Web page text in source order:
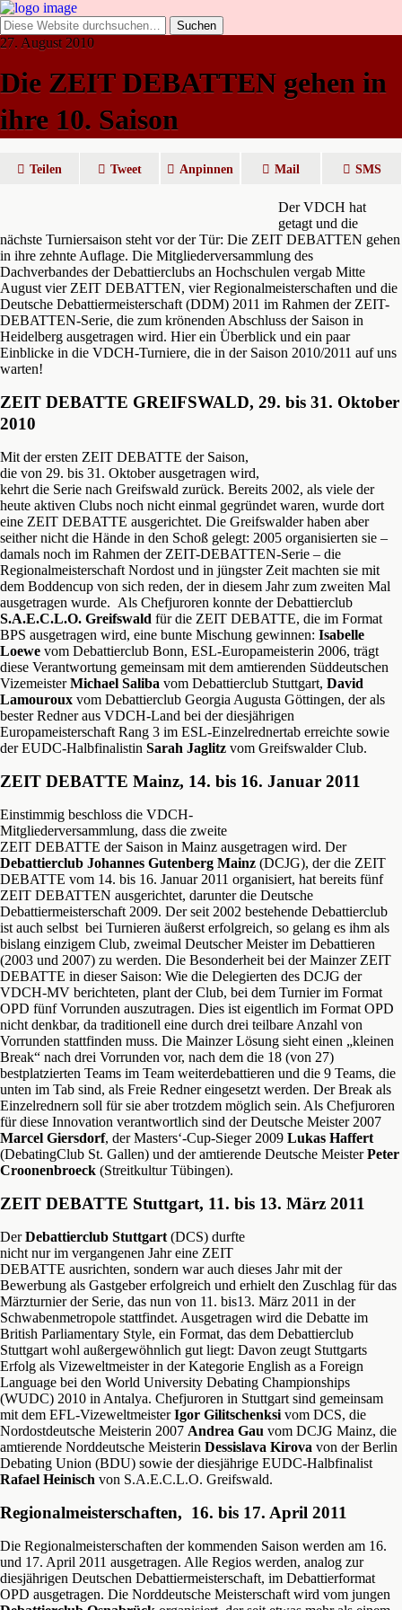
27. August 2010
Die ZEIT DEBATTEN gehen in
ihre 10. Saison
Teilen Tweet Anpinnen Mail SMS
Der VDCH hat
getagt und die
nächste Turniersaison steht vor der Tür: Die ZEIT DEBATTEN gehen
in ihre zehnte Auflage. Die Mitgliederversammlung des
Dachverbandes der Debattierclubs an Hochschulen vergab Mitte
August vier ZEIT DEBATTEN, vier Regionalmeisterschaften und die
Deutsche Debattiermeisterschaft (DDM) 2011 im Rahmen der ZEIT-
DEBATTEN-Serie, die zum krönenden Abschluss der Saison in
Heidelberg ausgetragen wird. Hier ein Überblick und ein paar
Einblicke in die VDCH-Turniere, die in der Saison 2010/2011 auf uns
warten!
ZEIT DEBATTE GREIFSWALD, 29. bis 31. Oktober
2010
Mit der ersten ZEIT DEBATTE der Saison,
die von 29. bis 31. Oktober ausgetragen wird,
kehrt die Serie nach Greifswald zurück. Bereits 2002, als viele der
heute aktiven Clubs noch nicht einmal gegründet waren, wurde dort
eine ZEIT DEBATTE ausgerichtet. Die Greifswalder haben aber
seither nicht die Hände in den Schoß gelegt: 2005 organisierten sie –
damals noch im Rahmen der ZEIT-DEBATTEN-Serie – die
Regionalmeisterschaft Nordost und in jüngster Zeit machten sie mit
dem Boddencup von sich reden, der in diesem Jahr zum zweiten Mal
ausgetragen wurde. Als Chefjuroren konnte der Debattierclub
S.A.E.C.L.O. Greifswald für die ZEIT DEBATTE, die im Format
BPS ausgetragen wird, eine bunte Mischung gewinnen: Isabelle
Loewe vom Debattierclub Bonn, ESL-Europameisterin 2006, trägt
diese Verantwortung gemeinsam mit dem amtierenden Süddeutschen
VizemeisterMichael Saliba vom Debattierclub Stuttgart, David
Lamouroux vom Debattierclub Georgia Augusta Göttingen, der als
bester Redner aus VDCH-Land bei der diesjährigen
Europameisterschaft Rang 3 im ESL-Einzelrednertab erreichte sowie
der EUDC-Halbfinalistin Sarah Jaglitz vom Greifswalder Club.
ZEIT DEBATTE Mainz, 14. bis 16. Januar 2011
Einstimmig beschloss die VDCH-
Mitgliederversammlung, dass die zweite
ZEIT DEBATTE der Saison in Mainz ausgetragen wird. Der
Debattierclub Johannes Gutenberg Mainz (DCJG), der die ZEIT
DEBATTE vom 14. bis 16. Januar 2011 organisiert, hat bereits fünf
ZEIT DEBATTEN ausgerichtet, darunter die Deutsche
Debattiermeisterschaft 2009. Der seit 2002 bestehende Debattierclub
ist auch selbst bei Turnieren äußerst erfolgreich, so gelang es ihm als
bislang einzigem Club, zweimal Deutscher Meister im Debattieren
(2003 und 2007) zu werden. Die Besonderheit bei der Mainzer ZEIT
DEBATTE in dieser Saison: Wie die Delegierten des DCJG der
VDCH-MV berichteten, plant der Club, bei dem Turnier im Format
OPD fünf Vorrunden auszutragen. Dies ist eigentlich im Format OPD
nicht denkbar, da traditionell eine durch drei teilbare Anzahl von
Vorrunden stattfinden muss. Die Mainzer Lösung sieht einen „kleinen
Break“ nach drei Vorrunden vor, nach dem die 18 (von 27)
bestplatzierten Teams im Team weiterdebattieren und die 9 Teams, die
unten im Tab sind, als Freie Redner eingesetzt werden. Der Break als
Einzelrednern soll für sie aber trotzdem möglich sein. Als Chefjuroren
für diese Innovation verantwortlich sind der Deutsche Meister 2007
Marcel Giersdorf, der Masters‘-Cup-Sieger 2009 Lukas Haffert
(DebatingClub St. Gallen) und der amtierende Deutsche MeisterPeter
Croonenbroeck (Streitkultur Tübingen).
ZEIT DEBATTE Stuttgart, 11. bis 13. März 2011
DerDebattierclub Stuttgart (DCS) durfte
nicht nur im vergangenen Jahr eine ZEIT
DEBATTE ausrichten, sondern war auch dieses Jahr mit der
Bewerbung als Gastgeber erfolgreich und erhielt den Zuschlag für das
Märzturnier der Serie, das nun von 11. bis13. März 2011 in der
Schwabenmetropole stattfindet. Ausgetragen wird die Debatte im
British Parliamentary Style, ein Format, das dem Debattierclub
Stuttgart wohl außergewöhnlich gut liegt: Davon zeugt Stuttgarts
Erfolg als Vizeweltmeister in der Kategorie English as a Foreign
Language bei den World University Debating Championships
(WUDC) 2010 in Antalya. Chefjuroren in Stuttgart sind gemeinsam
mit dem EFL-VizeweltmeisterIgor Gilitschenksi vom DCS, die
Nordostdeutsche Meisterin 2007 Andrea Gau vom DCJG Mainz, die
amtierende Norddeutsche Meisterin Dessislava Kirova von der Berlin
Debating Union (BDU) sowie der diesjährige EUDC-Halbfinalist
Rafael Heinisch von S.A.E.C.L.O. Greifswald.
Regionalmeisterschaften, 16. bis 17. April 2011
Die Regionalmeisterschaften der kommenden Saison werden am 16.
und 17. April 2011 ausgetragen. Alle Regios werden, analog zur
diesjährigen Deutschen Debattiermeisterschaft, im Debattierformat
OPD ausgetragen. Die Norddeutsche Meisterschaft wird vom jungen